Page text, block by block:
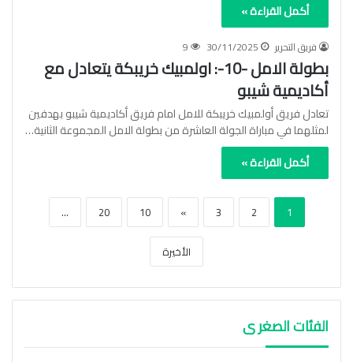
أكمل القراءة »
فريق التحرير 30/11/2025
9
بطولة الامل -10-: اولمبيك خريبكة يتعادل مع
أكاديمية شيبو
تعادل فريق أولمبيك خريبكة للامل امام فريق أكاديمية شيبو بهدفين
لمثلهما في مباراة الجولة العاشرة من بطولة الامل المجموعة الثانية…
أكمل القراءة »
1
2
3
»
10
20
...
الأخيرة
الفئات الصغر ى